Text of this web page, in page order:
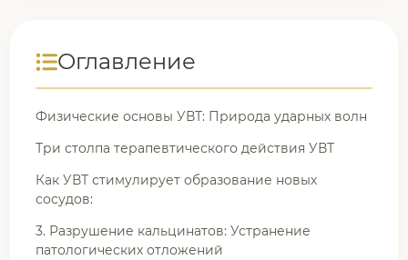
Оглавление
Физические основы УВТ: Природа ударных волн
Три столпа терапевтического действия УВТ
Как УВТ стимулирует образование новых
сосудов:
3. Разрушение кальцинатов: Устранение
патологических отложений